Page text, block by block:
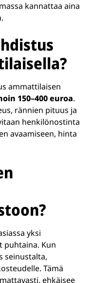
kannattaa aina
ammattilaisen
150–400 euroa.
rännien pituus ja
henkilönostinta
avaamiseen, hinta
yksi
puhtaina. Kun
seinustalta,
Tämä
ehkäisee